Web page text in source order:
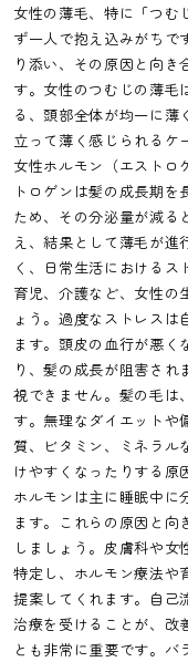
女性の薄毛、特に「つむ
ず一人で抱え込みがちで
り添い、その原因と向き
す。女性のつむじの薄毛
る、頭部全体が均一に薄
立って薄く感じられるケ
女性ホルモン（エストロ
トロゲンは髪の成長期
ため、その分泌量が減る
え、結果として薄毛が進
く、日常生活におけるス
育児、介護など、女性の
ょう。過度なストレスは
ます。頭皮の血行が悪く
り、髪の成長が阻害さ
視できません。髪の毛は
す。無理なダイエットや
質、ビタミン、ミネラル
けやすくなったりする原
ホルモンは主に睡眠中に
ます。これらの原因と
しましょう。皮膚科や
特定し、ホルモン療法や
提案してくれます。自己
治療を受けることが、改
とも非常に重要です。バ